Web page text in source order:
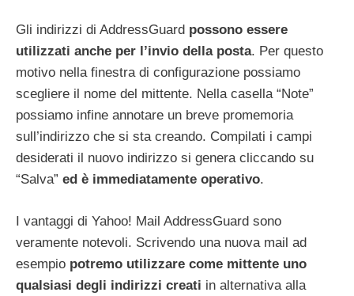
Gli indirizzi di AddressGuard possono essere
utilizzati anche per l’invio della posta. Per questo
motivo nella finestra di configurazione possiamo
scegliere il nome del mittente. Nella casella “Note”
possiamo infine annotare un breve promemoria
sull’indirizzo che si sta creando. Compilati i campi
desiderati il nuovo indirizzo si genera cliccando su
“Salva” ed è immediatamente operativo.
I vantaggi di Yahoo! Mail AddressGuard sono
veramente notevoli. Scrivendo una nuova mail ad
esempio potremo utilizzare come mittente uno
qualsiasi degli indirizzi creati in alternativa alla